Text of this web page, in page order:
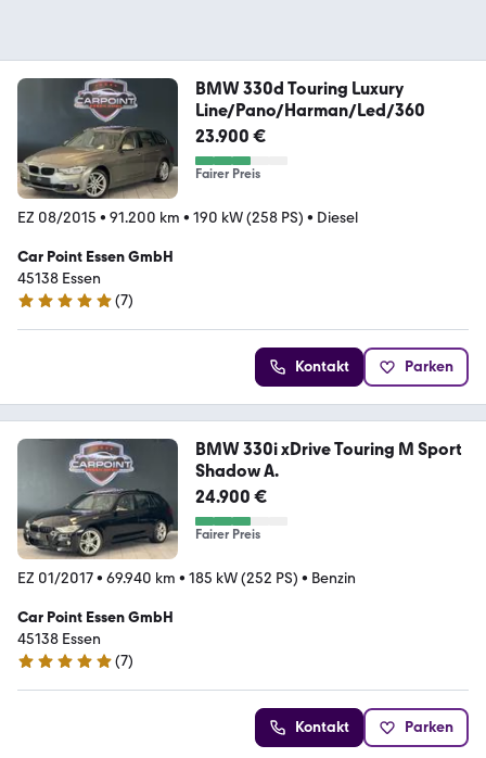
BMW 330d Touring Luxury
Line/Pano/Harman/Led/360
23.900 €
Fairer Preis
EZ 08/2015 • 91.200 km • 190 kW (258 PS) • Diesel
Car Point Essen GmbH
45138 Essen
5 Sterne
(7)
Kontakt Parken
BMW 330i xDrive Touring M Sport
Shadow A.
24.900 €
Fairer Preis
EZ 01/2017• 69.940 km • 185 kW (252 PS) • Benzin
Car Point Essen GmbH
45138 Essen
5 Sterne
(7)
Kontakt Parken